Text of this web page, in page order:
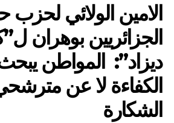
الامين الولائي لحزب
الجزائريين بوهران
ديزاد”: المواطن
الكفاءة لا عن
الشكارة